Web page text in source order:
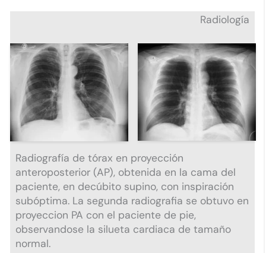
Radiología​
No Caption No Caption
Radiografía de tórax en proyección
anteroposterior (AP), obtenida en la cama del
paciente, en decúbito supino, con inspiración
subóptima. La segunda radiografia se obtuvo en
proyeccion PA con el paciente de pie,
observandose la silueta cardiaca de tamaño
normal.​